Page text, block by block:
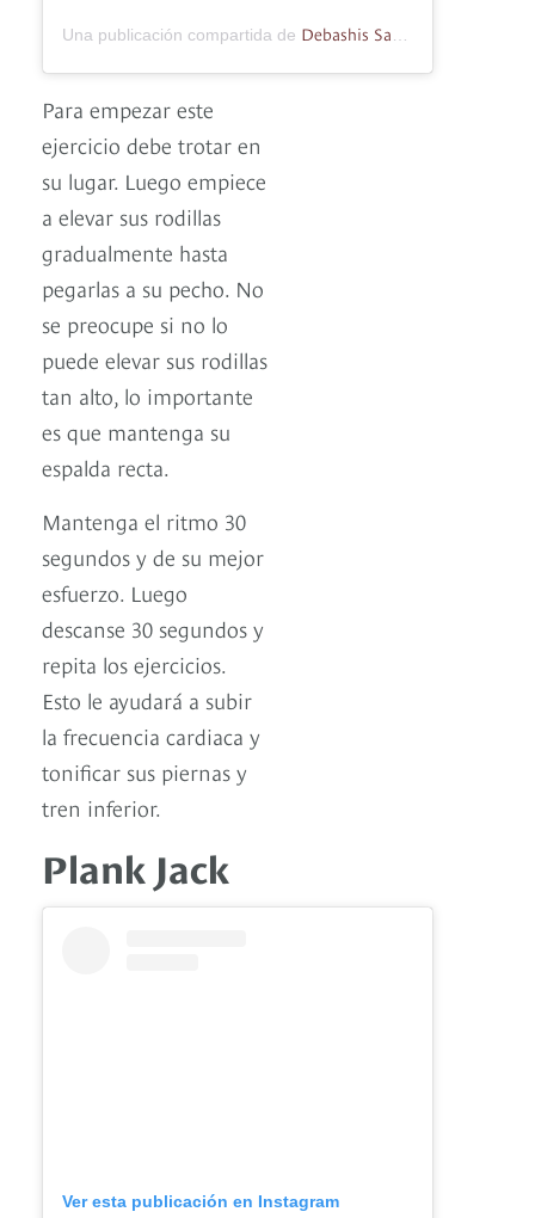
Una publicación compartida de Debashis Sahu
Para empezar este
ejercicio debe trotar en
su lugar. Luego empiece
a elevar sus rodillas
gradualmente hasta
pegarlas a su pecho. No
se preocupe si no lo
puede elevar sus rodillas
tan alto, lo importante
es que mantenga su
espalda recta.
Mantenga el ritmo 30
segundos y de su mejor
esfuerzo. Luego
descanse 30 segundos y
repita los ejercicios.
Esto le ayudará a subir
la frecuencia cardiaca y
tonificar sus piernas y
tren inferior.
Plank Jack
Ver esta publicación en Instagram